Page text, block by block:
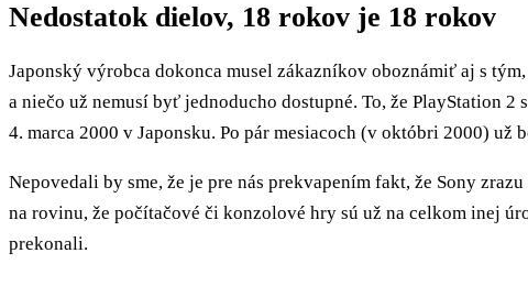
Nedostatok dielov, 18 rokov je 18 rokov
Japonský výrobca dokonca musel zákazníkov oboznámiť aj s
a niečo už nemusí byť jednoducho dostupné. To, že PlayStation
4. marca 2000 v Japonsku. Po pár mesiacoch (v októbri 2000)
Nepovedali by sme, že je pre nás prekvapením fakt, že Sony
na rovinu, že počítačové či konzolové hry sú už na celkom inej
prekonali.